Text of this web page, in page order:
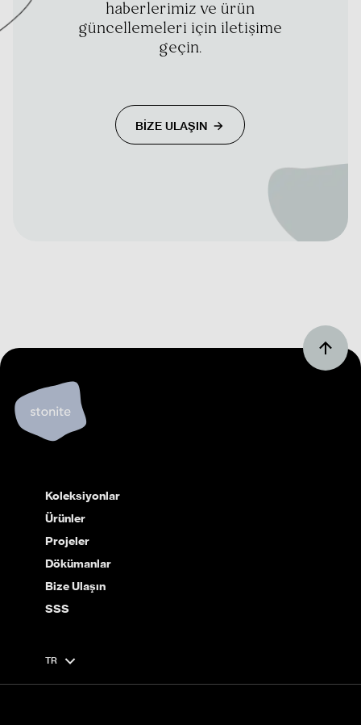
haberlerimiz ve ürün
güncellemeleri için iletişime
geçin.
BİZE ULAŞIN
Koleksiyonlar
Ürünler
Projeler
Dökümanlar
Bize Ulaşın
SSS
TR